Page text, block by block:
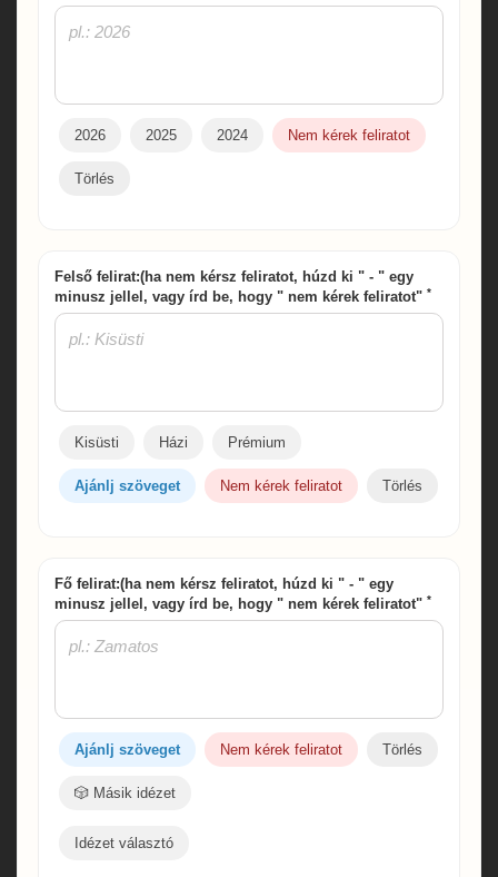
2026 2025 2024 Nem kérek feliratot
Törlés
Felső felirat:(ha nem kérsz feliratot, húzd ki " - " egy
minusz jellel, vagy írd be, hogy " nem kérek feliratot" *
Kisüsti Házi Prémium
Ajánlj szöveget Nem kérek feliratot Törlés
Fő felirat:(ha nem kérsz feliratot, húzd ki " - " egy
minusz jellel, vagy írd be, hogy " nem kérek feliratot" *
Ajánlj szöveget Nem kérek feliratot Törlés
🎲 Másik idézet
Idézet választó